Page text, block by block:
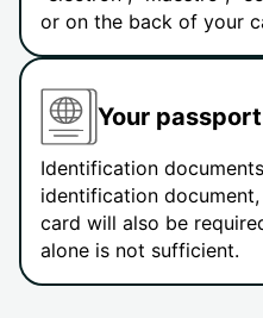
or on the back of your
Your
Identification
identification
card will also be
alone is not sufficient.